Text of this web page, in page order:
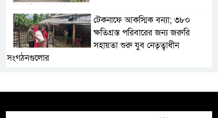
টেকনাফে আকস্মিক বন্যা; ৩৮০
ক্ষতিগ্রস্ত পরিবারের জন্য জরুরি
সহায়তা শুরু যুব নেতৃত্বাধীন
সংগঠনগুলোর